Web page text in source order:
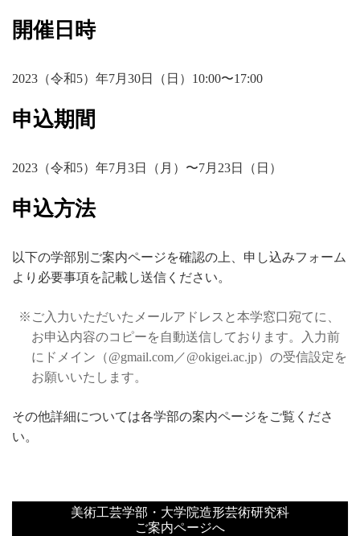
開催日時
2023（令和5）年7月30日（日）10:00〜17:00
申込期間
2023（令和5）年7月3日（月）〜7月23日（日）
申込方法
以下の学部別ご案内ページを確認の上、申し込みフォーム
より必要事項を記載し送信ください。
ご入力いただいたメールアドレスと本学窓口宛てに、
お申込内容のコピーを自動送信しております。入力前
にドメイン（@gmail.com／@okigei.ac.jp）の受信設定を
お願いいたします。
その他詳細については各学部の案内ページをご覧くださ
い。
美術工芸学部・大学院造形芸術研究科
ご案内ページへ